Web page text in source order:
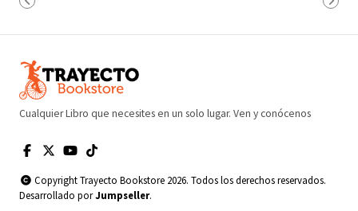
Cualquier Libro que necesites en un solo lugar. Ven y conócenos
Copyright Trayecto Bookstore 2026. Todos los derechos reservados.
Desarrollado porJumpseller.